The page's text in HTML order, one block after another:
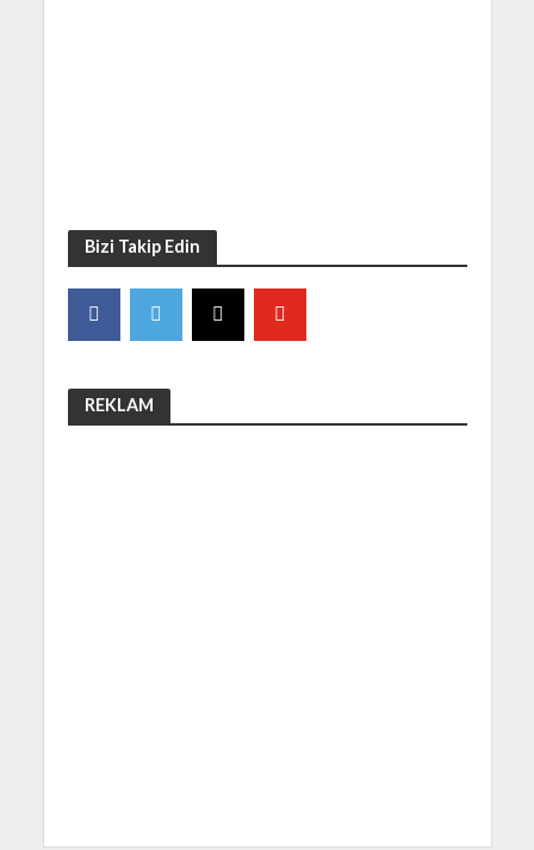
Bizi Takip Edin
REKLAM